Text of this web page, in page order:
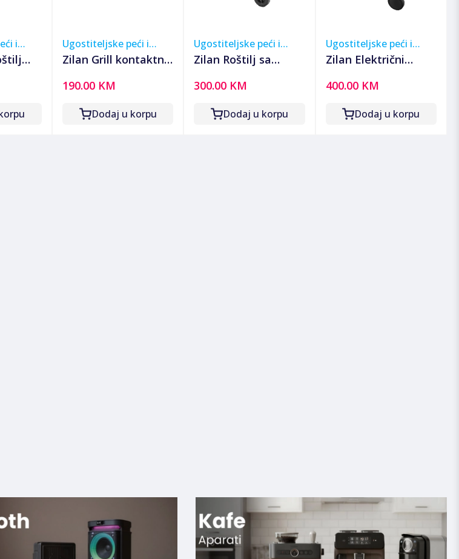
i
Ugostiteljske peći i
roštilji
Zilan Grill kontaktni,
programa rada, 2000
W - ZLN3942
190.00 KM
Dodaj u korpu
Ugostiteljske peći i
roštilji
Zilan Roštilj sa
ugalj - ZLN3584
300.00 KM
Dodaj u korpu
Ugostiteljske peći i
roštilji
Zilan Električni
3050W - ZLN2502
400.00 KM
Dodaj u korpu